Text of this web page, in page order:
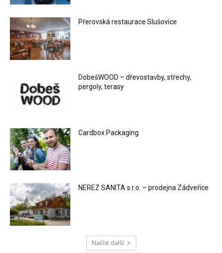
Přerovská restaurace Slušovice
DobešWOOD – dřevostavby, střechy,
pergoly, terasy
Cardbox Packaging
NEREZ SANITA s.r.o. – prodejna Zádveřice
Načíst další